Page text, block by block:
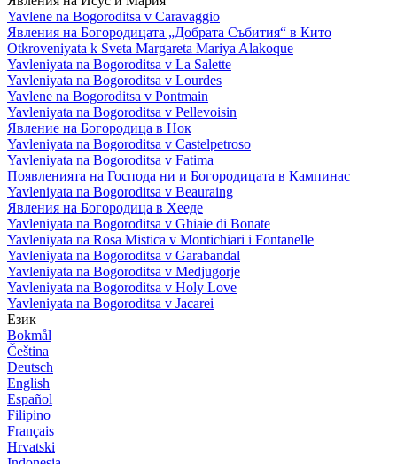
Yavlene na Bogoroditsa v Caravaggio
Явления на Богородицата „Добрата Събития“ в Кито
Otkroveniyata k Sveta Margareta Mariya Alakoque
Yavleniyata na Bogoroditsa v La Salette
Yavleniyata na Bogoroditsa v Lourdes
Yavlene na Bogoroditsa v Pontmain
Yavleniyata na Bogoroditsa v Pellevoisin
Явление на Богородица в Нок
Yavleniyata na Bogoroditsa v Castelpetroso
Yavleniyata na Bogoroditsa v Fatima
Появленията на Господа ни и Богородицата в Кампинас
Yavleniyata na Bogoroditsa v Beauraing
Явления на Богородица в Хееде
Yavleniyata na Bogoroditsa v Ghiaie di Bonate
Yavleniyata na Rosa Mistica v Montichiari i Fontanelle
Yavleniyata na Bogoroditsa v Garabandal
Yavleniyata na Bogoroditsa v Medjugorje
Yavleniyata na Bogoroditsa v Holy Love
Yavleniyata na Bogoroditsa v Jacarei
Език
Bokmål
Čeština
Deutsch
English
Español
Filipino
Français
Hrvatski